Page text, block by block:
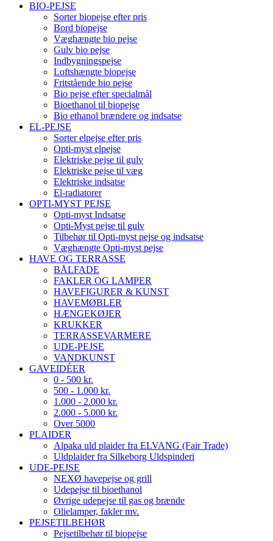
BIO-PEJSE
Sorter biopejse efter pris
Bord biopejse
Væghængte bio pejse
Gulv bio pejse
Indbygningspejse
Loftshængte biopejse
Fritstående bio pejse
Bio pejse efter specialmål
Bioethanol til biopejse
Bio ethanol brændere og indsatse
EL-PEJSE
Sorter elpejse efter pris
Opti-myst elpejse
Elektriske pejse til gulv
Elektriske pejse til væg
Elektriske indsatse
El-radiatorer
OPTI-MYST PEJSE
Opti-myst Indsatse
Opti-Myst pejse til gulv
Tilbehør til Opti-myst pejse og indsatse
Væghængte Opti-myst pejse
HAVE OG TERRASSE
BÅLFADE
FAKLER OG LAMPER
HAVEFIGURER & KUNST
HAVEMØBLER
HÆNGEKØJER
KRUKKER
TERRASSEVARMERE
UDE-PEJSE
VANDKUNST
GAVEIDÉER
0 - 500 kr.
500 - 1.000 kr.
1.000 - 2.000 kr.
2.000 - 5.000 kr.
Over 5000
PLAIDER
Alpaka uld plaider fra ELVANG (Fair Trade)
Uldplaider fra Silkeborg Uldspinderi
UDE-PEJSE
NEXØ havepejse og grill
Udepejse til bioethanol
Øvrige udepejse til gas og brænde
Olielamper, fakler mv.
PEJSETILBEHØR
Pejsetilbehør til biopejse